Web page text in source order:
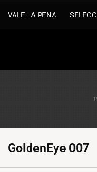
VALE LA PENA
GoldenEye 007